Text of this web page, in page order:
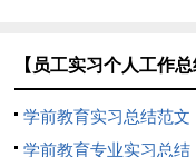
【员工实习个人工作
学前教育实习总结范文
学前教育专业实习总结